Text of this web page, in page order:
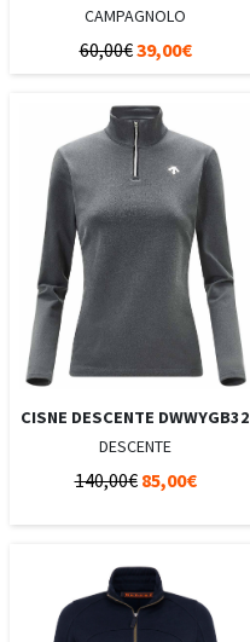
CAMPAGNOLO
60,00€39,00€
CISNE DESCENTE DWWYGB32
DESCENTE
140,00€ 85,00€